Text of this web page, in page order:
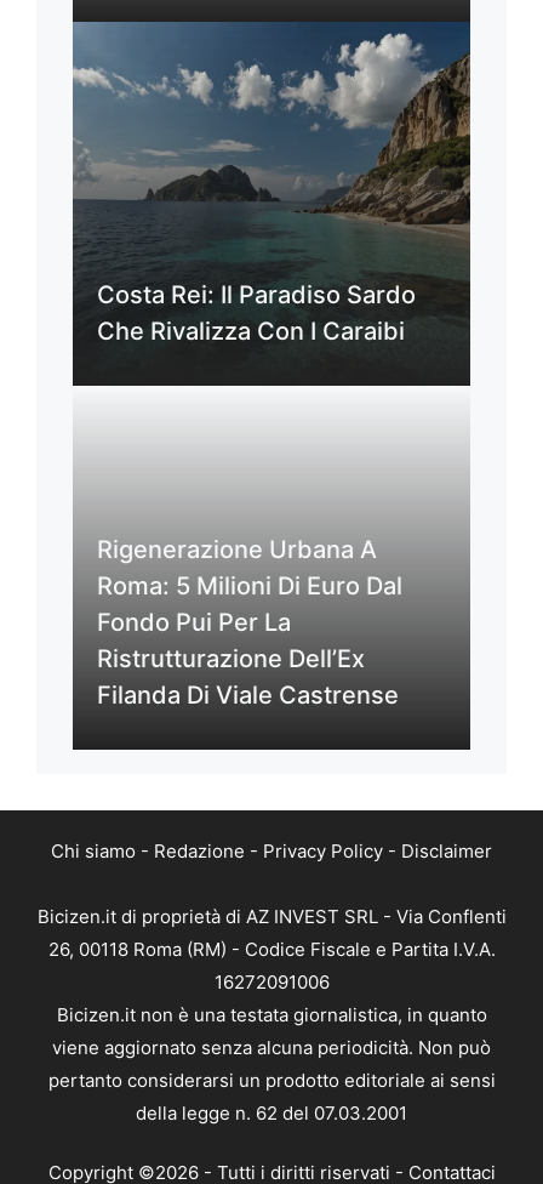
Costa Rei: Il Paradiso Sardo
Che Rivalizza Con I Caraibi
Rigenerazione Urbana A
Roma: 5 Milioni Di Euro Dal
Fondo Pui Per La
Ristrutturazione Dell’Ex
Filanda Di Viale Castrense
Chi siamo - Redazione - Privacy Policy - Disclaimer
Bicizen.it di proprietà di AZ INVEST SRL - Via Conflenti
26, 00118 Roma (RM) - Codice Fiscale e Partita I.V.A.
16272091006
Bicizen.it non è una testata giornalistica, in quanto
viene aggiornato senza alcuna periodicità. Non può
pertanto considerarsi un prodotto editoriale ai sensi
della legge n. 62 del 07.03.2001
Copyright ©2026 - Tutti i diritti riservati - Contattaci